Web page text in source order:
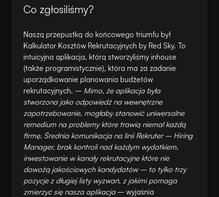
Co zgłosiliśmy?
Naszą przepustką do końcowego triumfu był
Kalkulator Kosztów Rekrutacyjnych by Red Sky. To
intuicyjna aplikacja, którą stworzyliśmy inhouse
(także programistycznie), która ma za zadanie
uporządkowanie planowania budżetów
rekrutacyjnych. – Mimo, że aplikacja była
stworzona jako odpowiedź na wewnętrzne
zapotrzebowanie, mogłaby stanowić uniwersalne
remedium na problemy które trawią niemal każdą
firmę. Średnia komunikacja na linii Rekruter – Hiring
Manager, brak kontroli nad każdym wydatkiem,
inwestowanie w kanały rekrutacyjne które nie
dowożą jakościowych kandydatów – to tylko trzy
pozycje z długiej listy wyzwań, z jakimi pomaga
zmierzyć się nasza aplikacja– wyjaśnia